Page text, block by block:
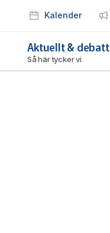
Kalender
Aktuellt & debatt
Så här tycker vi